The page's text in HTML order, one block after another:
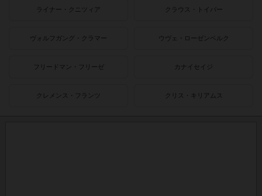
ライナー・クニツィア クラウス・トイバー
ヴォルフガング・クラマー ウヴェ・ローゼンベルク
フリードマン・フリーゼ カナイセイジ
クレメンス・フランツ クリス・キリアムス